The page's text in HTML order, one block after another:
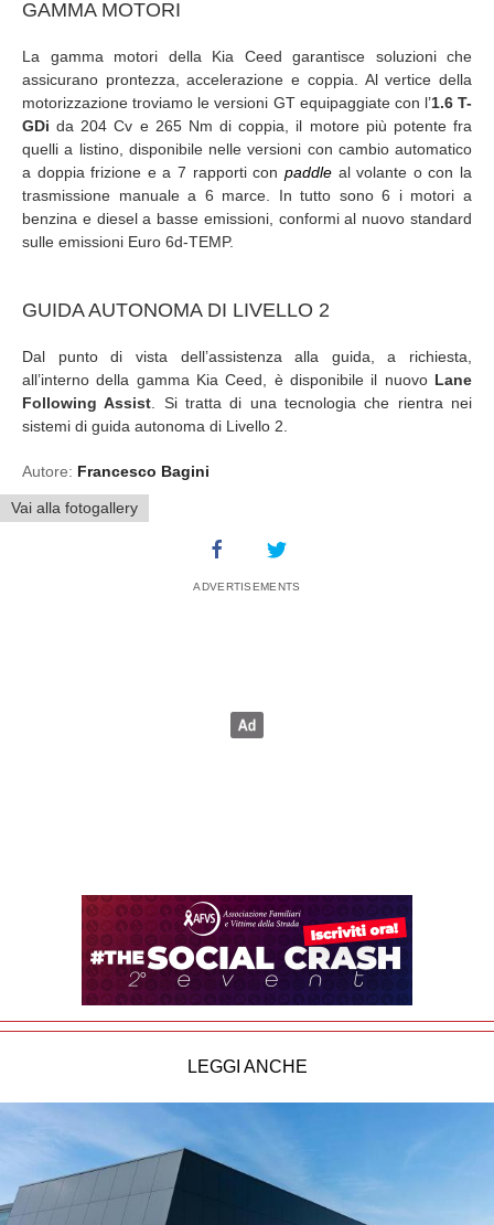
GAMMA MOTORI
La gamma motori della Kia Ceed garantisce soluzioni che
assicurano prontezza, accelerazione e coppia. Al vertice della
motorizzazione troviamo le versioni GT equipaggiate con l’1.6 T-
GDi da 204 Cv e 265 Nm di coppia, il motore più potente fra
quelli a listino, disponibile nelle versioni con cambio automatico
a doppia frizione e a 7 rapporti con paddleal volante o con la
trasmissione manuale a 6 marce. In tutto sono 6 i motori a
benzina e diesel a basse emissioni, conformi al nuovo standard
sulle emissioni Euro 6d-TEMP.
GUIDA AUTONOMA DI LIVELLO 2
Dal punto di vista dell’assistenza alla guida, a richiesta,
all’interno della gamma Kia Ceed, è disponibile il nuovo Lane
Following Assist . Si tratta di una tecnologia che rientra nei
sistemi di guida autonoma di Livello 2.
Autore: Francesco Bagini
Vai alla fotogallery
LEGGI ANCHE